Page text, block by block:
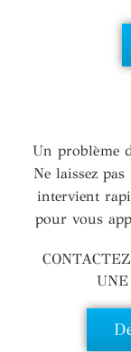
Un problème
Ne laissez
intervient
pour vous